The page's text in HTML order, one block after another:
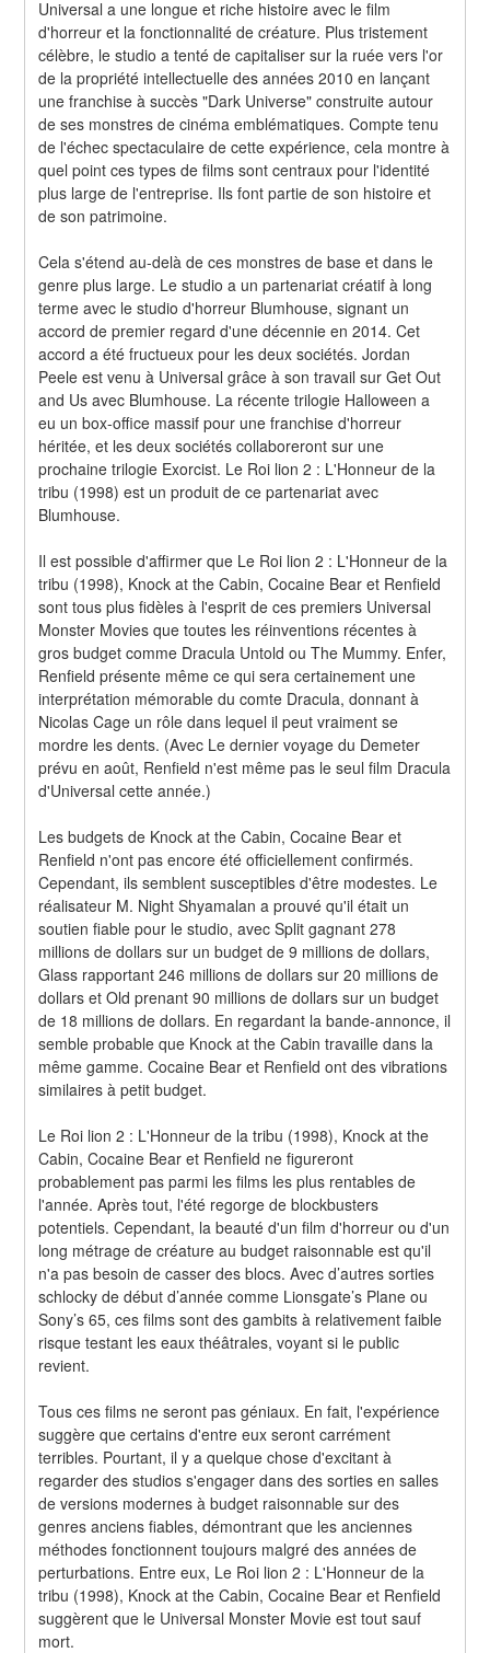
Universal a une longue et riche histoire avec le film
d'horreur et la fonctionnalité de créature. Plus tristement
célèbre, le studio a tenté de capitaliser sur la ruée vers l'or
de la propriété intellectuelle des années 2010 en lançant
une franchise à succès "Dark Universe" construite autour
de ses monstres de cinéma emblématiques. Compte tenu
de l'échec spectaculaire de cette expérience, cela montre à
quel point ces types de films sont centraux pour l'identité
plus large de l'entreprise. Ils font partie de son histoire et
de son patrimoine.
Cela s'étend au-delà de ces monstres de base et dans le
genre plus large. Le studio a un partenariat créatif à long
terme avec le studio d'horreur Blumhouse, signant un
accord de premier regard d'une décennie en 2014. Cet
accord a été fructueux pour les deux sociétés. Jordan
Peele est venu à Universal grâce à son travail sur Get Out
and Us avec Blumhouse. La récente trilogie Halloween a
eu un box-office massif pour une franchise d'horreur
héritée, et les deux sociétés collaboreront sur une
prochaine trilogie Exorcist. Le Roi lion 2 : L'Honneur de la
tribu (1998) est un produit de ce partenariat avec
Blumhouse.
Il est possible d'affirmer que Le Roi lion 2 : L'Honneur de la
tribu (1998), Knock at the Cabin, Cocaine Bear et Renfield
sont tous plus fidèles à l'esprit de ces premiers Universal
Monster Movies que toutes les réinventions récentes à
gros budget comme Dracula Untold ou The Mummy. Enfer,
Renfield présente même ce qui sera certainement une
interprétation mémorable du comte Dracula, donnant à
Nicolas Cage un rôle dans lequel il peut vraiment se
mordre les dents. (Avec Le dernier voyage du Demeter
prévu en août, Renfield n'est même pas le seul film Dracula
d'Universal cette année.)
Les budgets de Knock at the Cabin, Cocaine Bear et
Renfield n'ont pas encore été officiellement confirmés.
Cependant, ils semblent susceptibles d'être modestes. Le
réalisateur M. Night Shyamalan a prouvé qu'il était un
soutien fiable pour le studio, avec Split gagnant 278
millions de dollars sur un budget de 9 millions de dollars,
Glass rapportant 246 millions de dollars sur 20 millions de
dollars et Old prenant 90 millions de dollars sur un budget
de 18 millions de dollars. En regardant la bande-annonce, il
semble probable que Knock at the Cabin travaille dans la
même gamme. Cocaine Bear et Renfield ont des vibrations
similaires à petit budget.
Le Roi lion 2 : L'Honneur de la tribu (1998), Knock at the
Cabin, Cocaine Bear et Renfield ne figureront
probablement pas parmi les films les plus rentables de
l'année. Après tout, l'été regorge de blockbusters
potentiels. Cependant, la beauté d'un film d'horreur ou d'un
long métrage de créature au budget raisonnable est qu'il
n'a pas besoin de casser des blocs. Avec d’autres sorties
schlocky de début d’année comme Lionsgate’s Plane ou
Sony’s 65, ces films sont des gambits à relativement faible
risque testant les eaux théâtrales, voyant si le public
revient.
Tous ces films ne seront pas géniaux. En fait, l'expérience
suggère que certains d'entre eux seront carrément
terribles. Pourtant, il y a quelque chose d'excitant à
regarder des studios s'engager dans des sorties en salles
de versions modernes à budget raisonnable sur des
genres anciens fiables, démontrant que les anciennes
méthodes fonctionnent toujours malgré des années de
perturbations. Entre eux, Le Roi lion 2 : L'Honneur de la
tribu (1998), Knock at the Cabin, Cocaine Bear et Renfield
suggèrent que le Universal Monster Movie est tout sauf
mort.